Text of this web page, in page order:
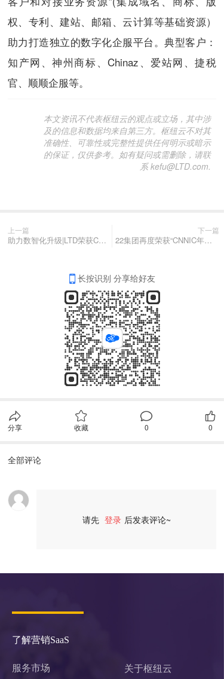
权、专利、建站、邮箱、云计算等基础资源）
助力打造独立的数字化企服平台。典型客户：
知产网、神州商标、Chinaz、爱站网、捷税
官、顺顺企服等。
本文资讯不代表枢纽云的观点或立场，其中涉
及的信息和数据均来自第三方。枢纽云不对其
准确性、可靠性或完整性提供任何明示或暗示
的保证，仅供参考。如有疑问或需删除，请联
系 kefu@LTD.com.
上一篇
助力数智化升级|LTD荣获CNNIC“中小企业数字化行动优秀支持单位”
下一篇
22集团再度荣获“CNNIC年度最佳安全保障、五星级域名注册服务机构、数字化行动优秀支持单位“三项奖
长按识别 分享给好友
分享 收藏 0 0
全部评论
请先 登录 后发表评论~
了解营销SaaS
关于枢纽云
服务市场